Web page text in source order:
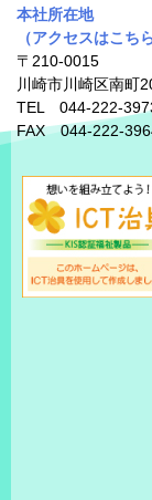
本社所在地
（アクセスはこちら
〒210-0015
川崎市川崎区南町
TEL 044-222-
FAX 044-222-